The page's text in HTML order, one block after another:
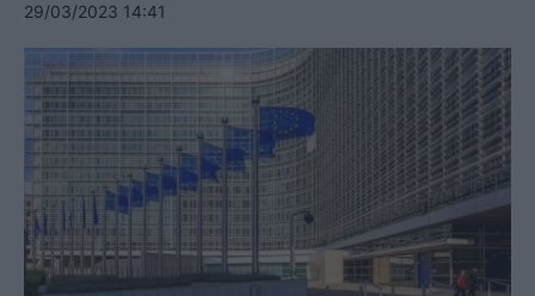
29/03/2023 14:41